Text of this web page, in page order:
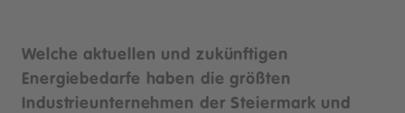
Welche aktuellen und zukünftigen
Energiebedarfe haben die größten
Industrieunternehmen der Steiermark und